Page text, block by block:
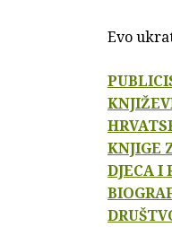
Evo
KNJIGE
DJECA I